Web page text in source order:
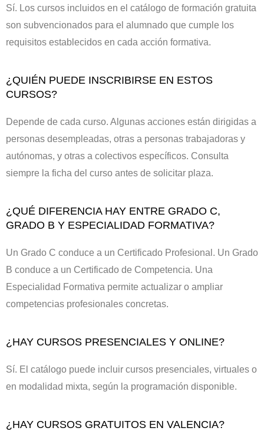
Sí. Los cursos incluidos en el catálogo de formación gratuita
son subvencionados para el alumnado que cumple los
requisitos establecidos en cada acción formativa.
¿QUIÉN PUEDE INSCRIBIRSE EN ESTOS
CURSOS?
Depende de cada curso. Algunas acciones están dirigidas a
personas desempleadas, otras a personas trabajadoras y
autónomas, y otras a colectivos específicos. Consulta
siempre la ficha del curso antes de solicitar plaza.
¿QUÉ DIFERENCIA HAY ENTRE GRADO C,
GRADO B Y ESPECIALIDAD FORMATIVA?
Un Grado C conduce a un Certificado Profesional. Un Grado
B conduce a un Certificado de Competencia. Una
Especialidad Formativa permite actualizar o ampliar
competencias profesionales concretas.
¿HAY CURSOS PRESENCIALES Y ONLINE?
Sí. El catálogo puede incluir cursos presenciales, virtuales o
en modalidad mixta, según la programación disponible.
¿HAY CURSOS GRATUITOS EN VALENCIA?